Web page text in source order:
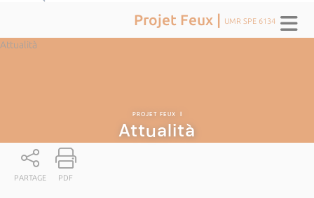
Projet Feux | UMR SPE 6134
Attualità
PROJET FEUX |
Attualità
PARTAGE PDF